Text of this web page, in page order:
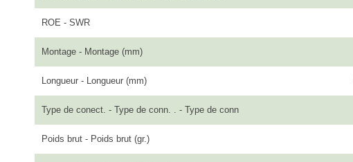
ROE - SWR
Montage - Montage (mm)
Longueur - Longueur (mm)
Type de conect. - Type de conn. . - Type de conn
Poids brut - Poids brut (gr.)